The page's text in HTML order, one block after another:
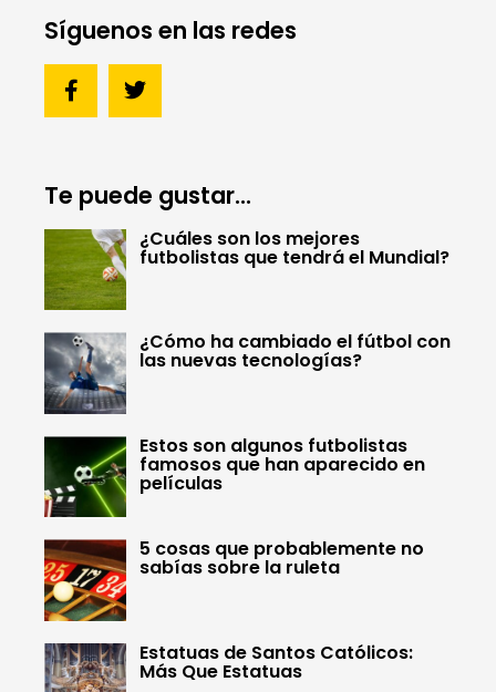
Síguenos en las redes
Te puede gustar...
¿Cuáles son los mejores
futbolistas que tendrá el Mundial?
¿Cómo ha cambiado el fútbol con
las nuevas tecnologías?
Estos son algunos futbolistas
famosos que han aparecido en
películas
5 cosas que probablemente no
sabías sobre la ruleta
Estatuas de Santos Católicos:
Más Que Estatuas